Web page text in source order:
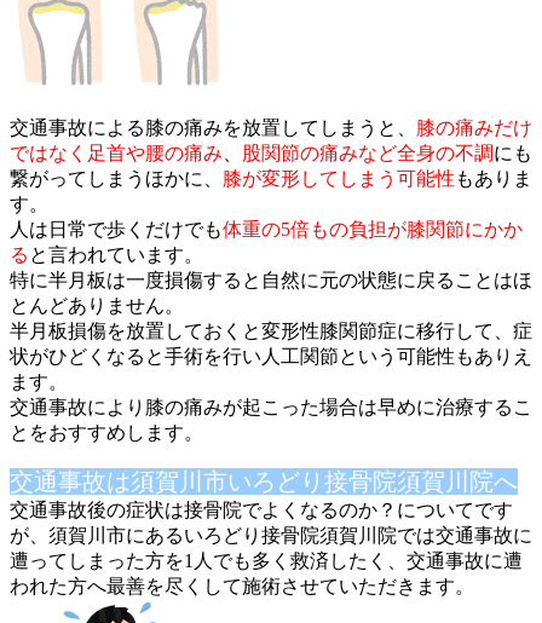
交通事故による膝の痛みを放置してしまうと、 膝の痛みだけ
ではな く足首や腰の痛み 股関節の痛みなど全身の不調にも
繋がってしまうほかに、 膝が変形してしまう可能性 もありま
す。
人は日常で歩くだけでも体重の5倍もの負担が膝関節にかか
る と言われています。
特に半月板は一度損傷すると自然に元の状態に戻ることはほ
とんどありません。
半月板損傷を放置しておくと変形性膝関節症に移行して、症
状がひどくなると手術を行い人工関節という可能性もありえ
ます。
交通事故により膝の痛みが起こった場合は早めに治療するこ
とをおすすめします。
交通事故は須賀川市いろどり接骨院須賀川院へ
交通事故後の症状は接骨院でよくなるのか？についてです
が、須賀 川市にあるいろどり接骨院須賀川院では交通事故に
遭ってしまった方を1人でも多く救済したく、交通事故に遭
われた方へ最善を尽く して施術させていただきます。